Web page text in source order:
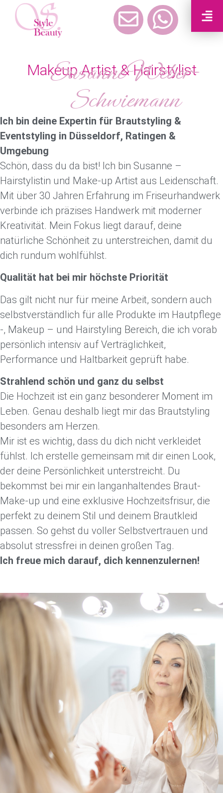
Makeup Artist & Hairstylist
Susanne Weber-
Schwiemann
Ich bin deine Expertin für Brautstyling &
Eventstyling in Düsseldorf, Ratingen &
Umgebung
Schön, dass du da bist! Ich bin Susanne –
Hairstylistin und Make-up Artist aus Leidenschaft.
Mit über 30 Jahren Erfahrung im Friseurhandwerk
verbinde ich präzises Handwerk mit moderner
Kreativität. Mein Fokus liegt darauf, deine
natürliche Schönheit zu unterstreichen, damit du
dich rundum wohlfühlst.
Qualität hat bei mir höchste Priorität
Das gilt nicht nur für meine Arbeit, sondern auch
selbstverständlich für alle Produkte im Hautpflege
-, Makeup – und Hairstyling Bereich, die ich vorab
persönlich intensiv auf Verträglichkeit,
Performance und Haltbarkeit geprüft habe.
Strahlend schön und ganz du selbst
Die Hochzeit ist ein ganz besonderer Moment im
Leben. Genau deshalb liegt mir das Brautstyling
besonders am Herzen.
Mir ist es wichtig, dass du dich nicht verkleidet
fühlst. Ich erstelle gemeinsam mit dir einen Look,
der deine Persönlichkeit unterstreicht. Du
bekommst bei mir ein langanhaltendes Braut-
Make-up und eine exklusive Hochzeitsfrisur, die
perfekt zu deinem Stil und deinem Brautkleid
passen. So gehst du voller Selbstvertrauen und
absolut stressfrei in deinen großen Tag.
Ich freue mich darauf, dich kennenzulernen!